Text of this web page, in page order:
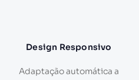
Design Responsivo
Adaptação automática a